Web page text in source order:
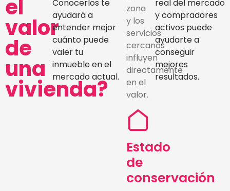
el
valor
de
una
vivienda?
Conocerlos te
ayudará a
entender mejor
cuánto puede
valer tu
inmueble en el
mercado actual.
zona
y los
servicios
cercanos
influyen
directamente
en el
valor.
Estado
de
conservación
real del mercado
y compradores
activos puede
ayudarte a
conseguir
mejores
resultados.